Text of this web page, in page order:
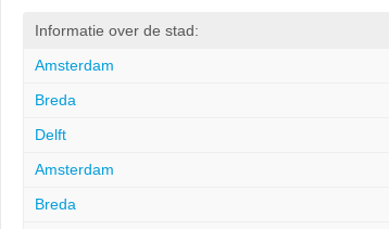
Informatie over de stad:
Amsterdam
Breda
Delft
Amsterdam
Breda